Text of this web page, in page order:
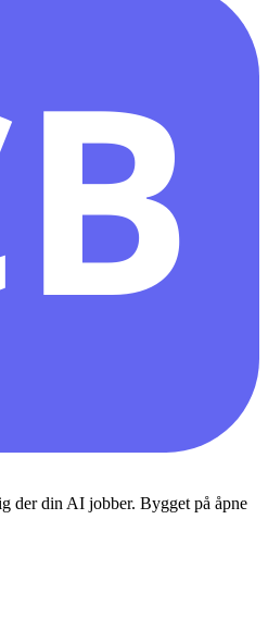
din AI jobber. Bygget på åpne